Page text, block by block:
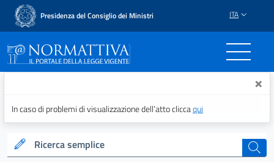
Presidenza del Consiglio dei Ministri ITA
Normattiva - Il portale ×
In caso di problemi di visualizzazione dell’atto cliccaqui
Ricerca semplice cerca